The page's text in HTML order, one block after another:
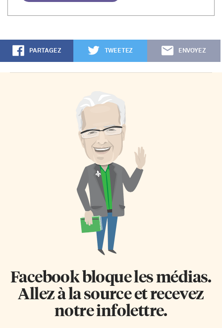
PARTAGEZ TWEETEZ ENVOYEZ
Facebook bloque les médias.
Allez à la source et recevez
notre infolettre.